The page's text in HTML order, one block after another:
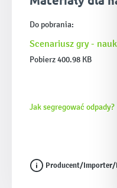
Do pobrania:
Scenariusz gry -
Pobierz 400.98 KB
Jak segregować odpady?
Producent/Importer/